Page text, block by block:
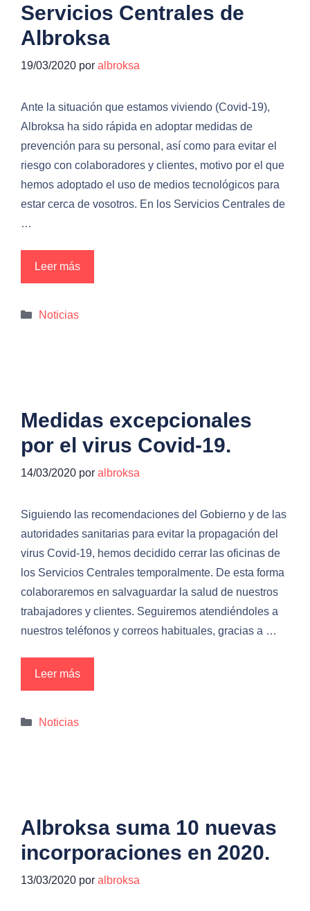
Servicios Centrales de
Albroksa
19/03/2020 por albroksa
Ante la situación que estamos viviendo (Covid-19),
Albroksa ha sido rápida en adoptar medidas de
prevención para su personal, así como para evitar el
riesgo con colaboradores y clientes, motivo por el que
hemos adoptado el uso de medios tecnológicos para
estar cerca de vosotros. En los Servicios Centrales de
…
Leer más
Categorías
Noticias
Medidas excepcionales
por el virus Covid-19.
14/03/2020 por albroksa
Siguiendo las recomendaciones del Gobierno y de las
autoridades sanitarias para evitar la propagación del
virus Covid-19, hemos decidido cerrar las oficinas de
los Servicios Centrales temporalmente. De esta forma
colaboraremos en salvaguardar la salud de nuestros
trabajadores y clientes. Seguiremos atendiéndoles a
nuestros teléfonos y correos habituales, gracias a …
Leer más
Categorías
Noticias
Albroksa suma 10 nuevas
incorporaciones en 2020.
13/03/2020 por albroksa